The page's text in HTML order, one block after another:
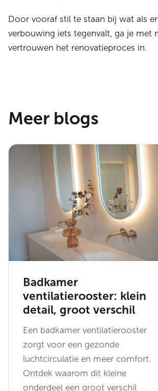
Door vooraf stil te staan bij wat als
verbouwing iets tegenvalt, ga je met
vertrouwen het renovatieproces in.
Meer blogs
Badkamer
ventilatierooster: klein
detail, groot verschil
Een badkamer ventilatierooster
zorgt voor een gezonde
luchtcirculatie en meer comfort.
Ontdek waarom dit kleine
onderdeel een groot verschil